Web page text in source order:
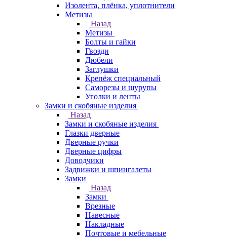
Изолента, плёнка, уплотнители
Метизы
Назад
Метизы
Болты и гайки
Гвозди
Дюбели
Заглушки
Крепёж специальный
Саморезы и шурупы
Уголки и ленты
Замки и скобяные изделия
Назад
Замки и скобяные изделия
Глазки дверные
Дверные ручки
Дверные цифры
Доводчики
Задвижки и шпингалеты
Замки
Назад
Замки
Врезные
Навесные
Накладные
Почтовые и мебельные